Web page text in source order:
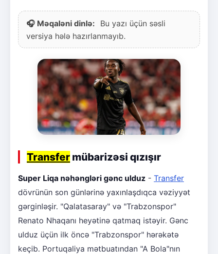
🎧 Məqaləni dinlə:
Bu yazı üçün səsli
versiya hələ hazırlanmayıb.
Transfer mübarizəsi qızışır
Super Liqa nəhəngləri gənc ulduz - Transfer
dövrünün son günlərinə yaxınlaşdıqca vəziyyət
gərginləşir. "Qalatasaray" və "Trabzonspor"
Renato Nhaqanı heyətinə qatmaq istəyir. Gənc
ulduz üçün ilk öncə "Trabzonspor" hərəkətə
keçib. Portuqaliya mətbuatından "A Bola"nın